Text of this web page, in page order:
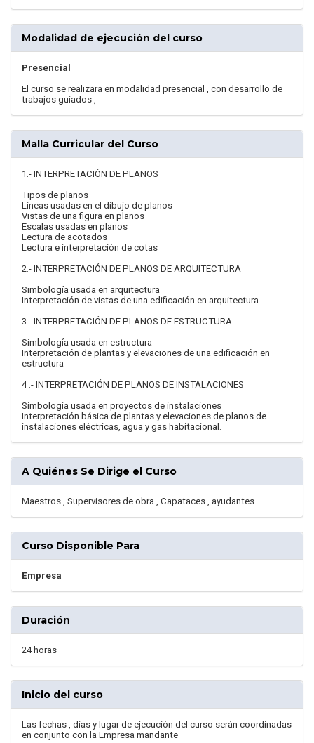
Modalidad de ejecución del curso
Presencial
El curso se realizara en modalidad presencial , con desarrollo de
trabajos guiados ,
Malla Curricular del Curso
1.- INTERPRETACIÓN DE PLANOS
Tipos de planos
Líneas usadas en el dibujo de planos
Vistas de una figura en planos
Escalas usadas en planos
Lectura de acotados
Lectura e interpretación de cotas
2.- INTERPRETACIÓN DE PLANOS DE ARQUITECTURA
Simbología usada en arquitectura
Interpretación de vistas de una edificación en arquitectura
3.- INTERPRETACIÓN DE PLANOS DE ESTRUCTURA
Simbología usada en estructura
Interpretación de plantas y elevaciones de una edificación en
estructura
4 .- INTERPRETACIÓN DE PLANOS DE INSTALACIONES
Simbología usada en proyectos de instalaciones
Interpretación básica de plantas y elevaciones de planos de
instalaciones eléctricas, agua y gas habitacional.
A Quiénes Se Dirige el Curso
Maestros , Supervisores de obra , Capataces , ayudantes
Curso Disponible Para
Empresa
Duración
24 horas
Inicio del curso
Las fechas , días y lugar de ejecución del curso serán coordinadas
en conjunto con la Empresa mandante